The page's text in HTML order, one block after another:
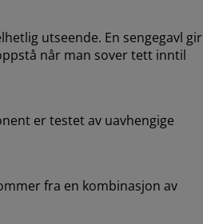
utseende. En sengegavl gir
når man sover tett inntil
er testet av uavhengige
fra en kombinasjon av